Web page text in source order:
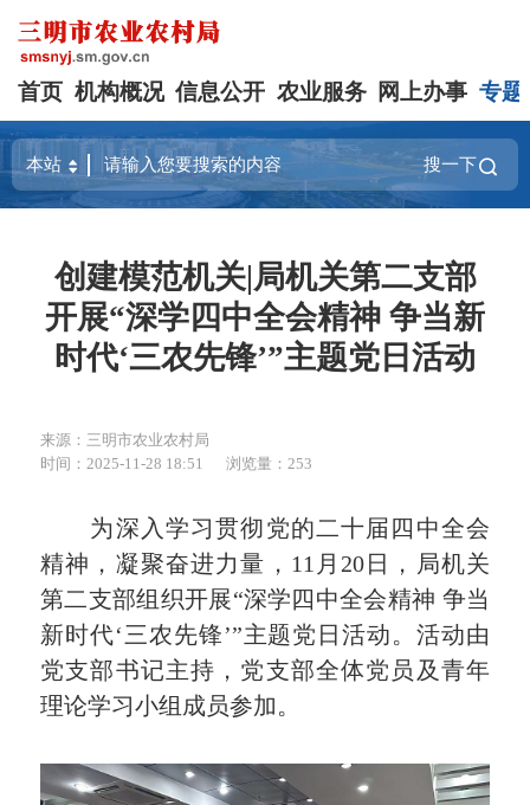
首页 机构概况 信息公开 农业服务 网上办事 专题
搜一下
创建模范机关|局机关第二支部
开展“深学四中全会精神 争当新
时代‘三农先锋’”主题党日活动
来源：三明市农业农村局
时间：2025-11-28 18:51
浏览量：253
为深入学习贯彻党的二十届四中全会
精神，凝聚奋进力量，11月20日，局机关
第二支部组织开展“深学四中全会精神 争当
新时代‘三农先锋’”主题党日活动。活动由
党支部书记主持，党支部全体党员及青年
理论学习小组成员参加。